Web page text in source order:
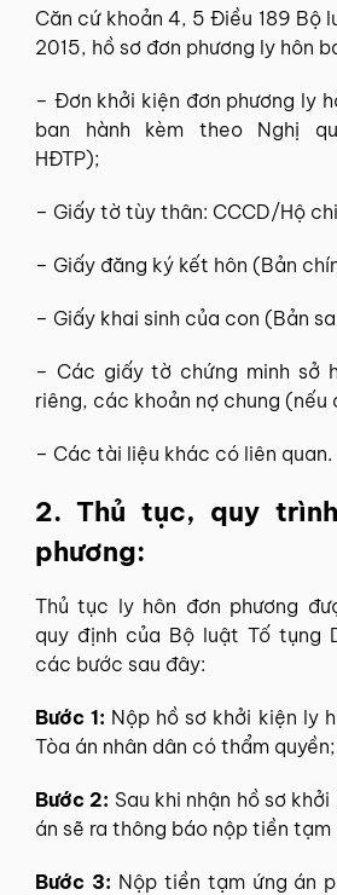
Căn cứ khoản 4, 5 Điều 189 Bộ
2015, hồ sơ đơn phương ly hôn
– Đơn khởi kiện đơn phương ly
ban hành kèm theo Nghị
HĐTP);
– Giấy tờ tùy thân: CCCD/Hộ
– Giấy đăng ký kết hôn (Bản
– Giấy khai sinh của con (Bản
– Các giấy tờ chứng minh sở
riêng, các khoản nợ chung (nếu
– Các tài liệu khác có liên quan.
2. Thủ tục, quy
phương:
Thủ tục ly hôn đơn phương
quy định của Bộ luật Tố tụng
các bước sau đây:
Bước 1: Nộp hồ sơ khởi kiện ly
Tòa án nhân dân có thẩm quyền;
Bước 2: Sau khi nhận hồ sơ
án sẽ ra thông báo nộp tiền tạm
Bước 3: Nộp tiền tạm ứng án